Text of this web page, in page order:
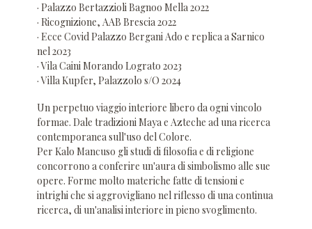
· Palazzo Bertazzioli Bagnoo Mella 2022
· Ricognizione, AAB Brescia 2022
· Ecce Covid Palazzo Bergani Ado e replica a Sarnico
nel 2023
· Vila Caini Morando Lograto 2023
· Villa Kupfer, Palazzolo s/O 2024
Un perpetuo viaggio interiore libero da ogni vincolo
formae. Dale tradizioni Maya e Azteche ad una ricerca
contemporanea sull'uso del Colore.
Per Kalo Mancuso gli studi di filosofia e di religione
concorrono a conferire un'aura di simbolismo alle sue
opere. Forme molto materiche fatte di tensioni e
intrighi che si aggrovigliano nel riflesso di una continua
ricerca, di un'analisi interiore in pieno svoglimento.